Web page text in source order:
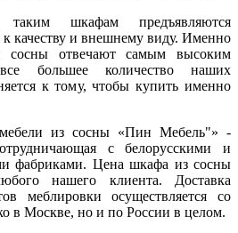
шкафам предъявляются
качеству и внешнему виду. Именно
сосныотвечают самым высоким
большее количество наших
к тому, чтобыкупить именно
из сосны «Пин Мебель"» -
с белорусскими и
фабриками. Цена шкафа из сосны
нашего клиента. Доставка
меблировки осуществляется со
в Москве, но и по России в целом.